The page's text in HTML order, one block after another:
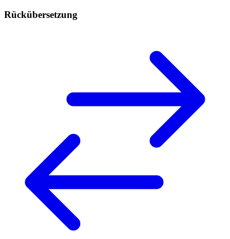
Rückübersetzung